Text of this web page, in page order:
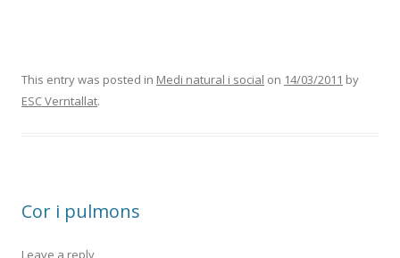
This entry was posted in Medi natural i social on 14/03/2011 by
ESC Verntallat.
Cor i pulmons
Leave a reply